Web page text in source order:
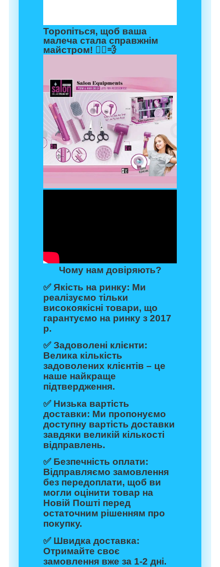
Торопіться, щоб ваша
малеча стала справжнім
майстром! 🏃‍♂️💨
Чому нам довіряють?
✅ Якість на ринку: Ми
реалізуємо тільки
високоякісні товари, що
гарантуємо на ринку з 2017
р.
✅Задоволені клієнти:
Велика кількість
задоволених клієнтів – це
наше найкраще
підтвердження.
✅ Низька вартість
доставки: Ми пропонуємо
доступну вартість доставки
завдяки великій кількості
відправлень.
✅ Безпечність оплати:
Відправляємо замовлення
без передоплати, щоб ви
могли оцінити товар на
Новій Пошті перед
остаточним рішенням про
покупку.
✅ Швидка доставка:
Отримайте своє
замовлення вже за 1-2 дні.